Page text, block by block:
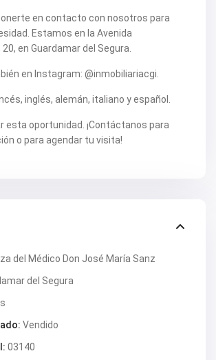
en contacto con nosotros para
Estamos en la Avenida
en Guardamar del Segura.
en Instagram: @inmobiliariacgi.
inglés, alemán, italiano y español.
esta oportunidad. ¡Contáctanos para
o para agendar tu visita!
del Médico Don José María Sanz
del Segura
Vendido
03140